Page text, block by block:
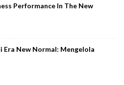
Performance In The New
Era New Normal: Mengelola